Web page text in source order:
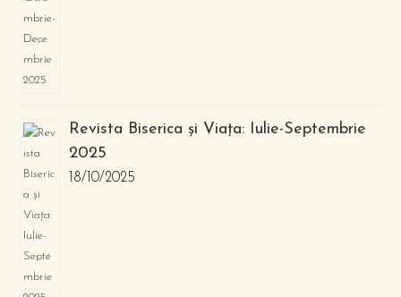
Revista Biserica și Viața: Iulie-Septembrie
2025
18/10/2025